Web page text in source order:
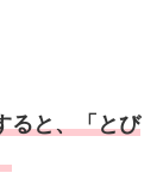
ると、「とび